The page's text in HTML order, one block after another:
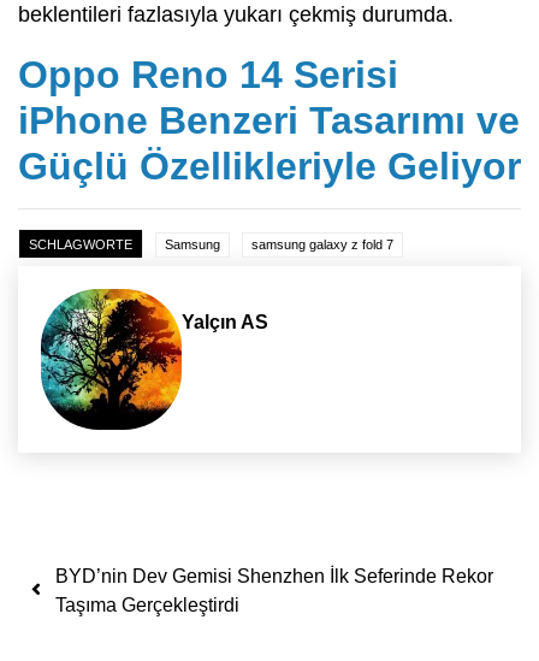
beklentileri fazlasıyla yukarı çekmiş durumda.
Oppo Reno 14 Serisi
iPhone Benzeri Tasarımı ve
Güçlü Özellikleriyle Geliyor
SCHLAGWORTE Samsung samsung galaxy z fold 7
Yalçın AS
Yazı dolaşımı
BYD’nin Dev Gemisi Shenzhen İlk Seferinde Rekor
Taşıma Gerçekleştirdi